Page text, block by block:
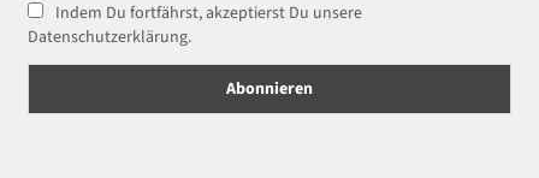
Indem Du fortfährst, akzeptierst Du unsere
Datenschutzerklärung.